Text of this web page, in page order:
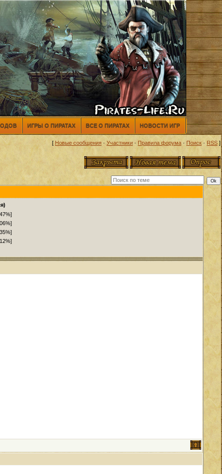
ИГРЫ О ПИРАТАХ ВСЕ О ПИРАТАХ НОВОСТИ ИГР
[ Новые сообщения · Участники · Правила форума · Поиск · RSS]